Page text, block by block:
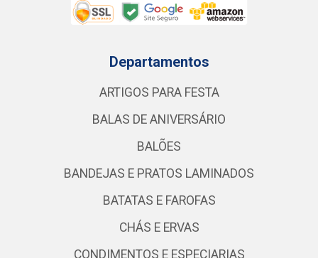
Departamentos
ARTIGOS PARA FESTA
BALAS DE ANIVERSÁRIO
BALÕES
BANDEJAS E PRATOS LAMINADOS
BATATAS E FAROFAS
CHÁS E ERVAS
CONDIMENTOS E ESPECIARIAS